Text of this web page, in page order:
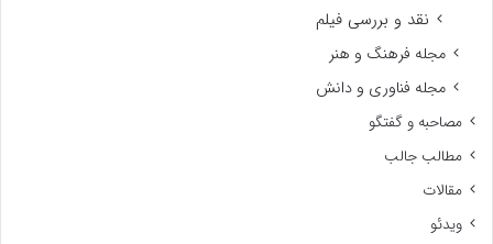
نقد و بررسی فیلم
مجله فرهنگ و هنر
مجله فناوری و دانش
مصاحبه و گفتگو
مطالب جالب
مقالات
ویدئو